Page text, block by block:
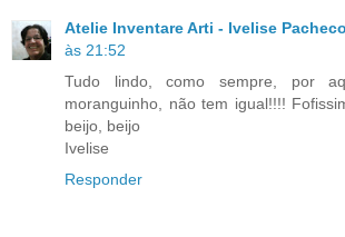
Atelie Inventare Arti - Ivelise Pacheco
às 21:52
Tudo lindo, como sempre, por
moranguinho, não tem igual!!!!
beijo, beijo
Ivelise
Responder